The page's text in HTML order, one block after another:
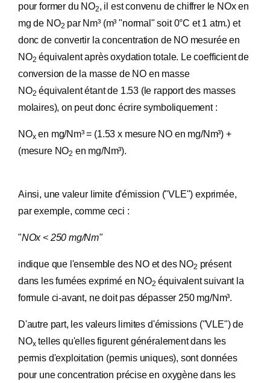
pour former du NO2, il est convenu de chiffrer le NOx en
mg de NO2 par Nm³ (m³ "normal" soit 0°C et 1 atm.) et
donc de convertir la concentration de NO mesurée en
NO2 équivalent après oxydation totale. Le coefficient de
conversion de la masse de NO en masse
NO2 équivalent étant de 1.53 (le rapport des masses
molaires), on peut donc écrire symboliquement :
NOxen mg/Nm³ = (1.53 x mesure NO en mg/Nm³) +
(mesure NO2 en mg/Nm³).
Ainsi, une valeur limite d'émission ("VLE") exprimée,
par exemple, comme ceci :
"NOx < 250 mg/Nm"
indique que l'ensemble des NO et des NO2 présent
dans les fumées exprimé en NO2 équivalent suivant la
formule ci-avant, ne doit pas dépasser 250 mg/Nm³.
D'autre part, les valeurs limites d'émissions ("VLE") de
NOxtelles qu'elles figurent généralement dans les
permis d'exploitation (permis uniques), sont données
pour une concentration précise en oxygène dans les